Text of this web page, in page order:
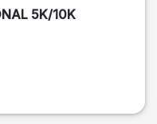
5K/10K